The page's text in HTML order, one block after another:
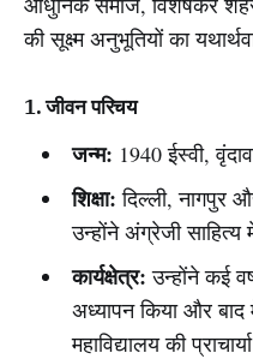
की सूक्ष्म अनुभूतियों का
1. जीवन परिचय
जन्म: 1940 ईस्वी,
शिक्षा: दिल्ली, नागपुर
उन्होंने अंग्रेजी साहित्य
कार्यक्षेत्र: उन्होंने कई
अध्यापन किया और बाद
महाविद्यालय की